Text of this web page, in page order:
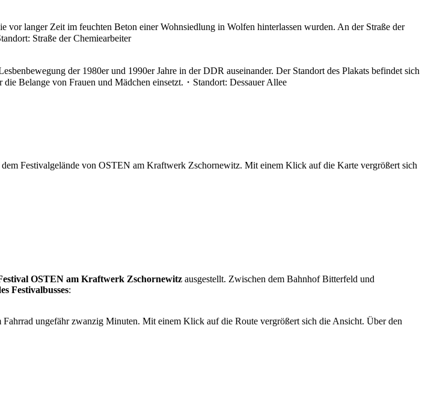
vor langer Zeit im feuchten Beton einer Wohnsiedlung in Wolfen hinterlassen wurden. An der Straße der
Straße der Chemiearbeiter
der 1980er und 1990er Jahre in der DDR auseinander. Der Standort des Plakats befindet sich
Belange von Frauen und Mädchen einsetzt.・Standort: Dessauer Allee
Festivalgelände von OSTEN am Kraftwerk Zschornewitz. Mit einem Klick auf die Karte vergrößert sich
OSTEN am Kraftwerk Zschornewitz ausgestellt. Zwischen dem Bahnhof Bitterfeld und
Festivalbusses:
Fahrrad ungefähr zwanzig Minuten. Mit einem Klick auf die Route vergrößert sich die Ansicht. Über den